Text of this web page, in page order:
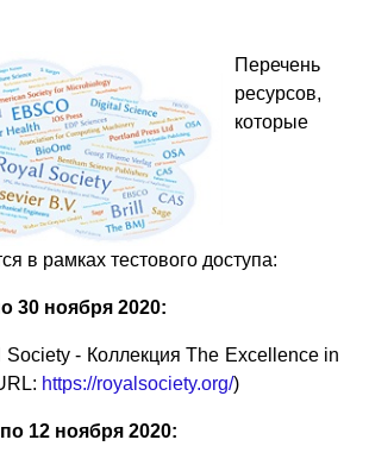
Перечень
ресурсов,
которые
в рамках тестового доступа:
30 ноября 2020:
Society - Коллекция The Excellence in
https://royalsociety.org/)
12 ноября 2020: